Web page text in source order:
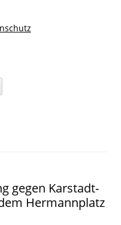
solidarische Stadt
gegen Karstadt-
Hermannplatz